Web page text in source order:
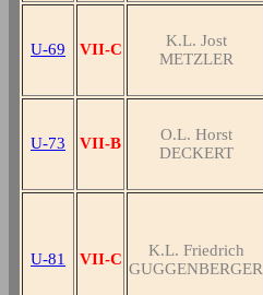
U-69 VII-C
K.L. Jost
METZLER
U-73 VII-B
O.L. Horst
DECKERT
U-81 VII-C
K.L. Friedrich
GUGGENBERGER